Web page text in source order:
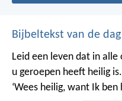
Bijbeltekst van de dag
Leid een leven dat in alle
u geroepen heeft heilig
‘Wees heilig, want Ik ben